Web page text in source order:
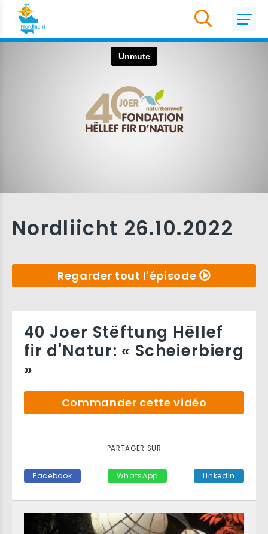
Nordliicht 26.10.2022
Regarder tout l'épisode
40 Joer Stëftung Hëllef
fir d'Natur: « Scheierbierg
»
Commander cette vidéo
PARTAGER SUR
Facebook WhatsApp LinkedIn